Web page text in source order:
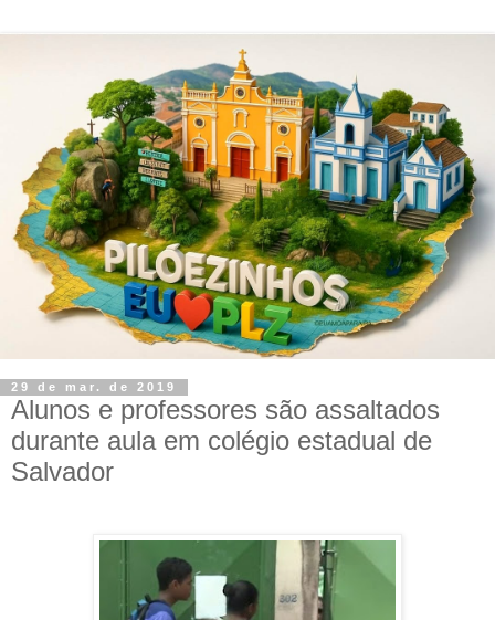
29 de mar. de 2019
Alunos e professores são assaltados
durante aula em colégio estadual de
Salvador